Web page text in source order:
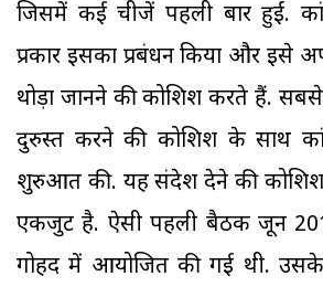
जिसमें कई चीजें पहली बार हुईं.
प्रकार इसका प्रबंधन किया और इसे
थोड़ा जानने की कोशिश करते हैं.
दुरुस्त करने की कोशिश के साथ
शुरुआत की. यह संदेश देने की कोशिश
एकजुट है. ऐसी पहली बैठक जून
गोहद में आयोजित की गई थी.